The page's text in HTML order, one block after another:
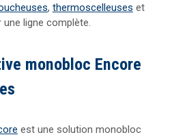
, thermoscelleuses et
une ligne complète.
monobloc Encore
est une solution monobloc